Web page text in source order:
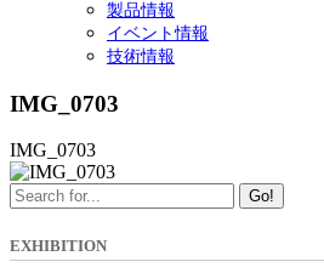
製品情報
イベント情報
技術情報
IMG_0703
IMG_0703
Go!
EXHIBITION